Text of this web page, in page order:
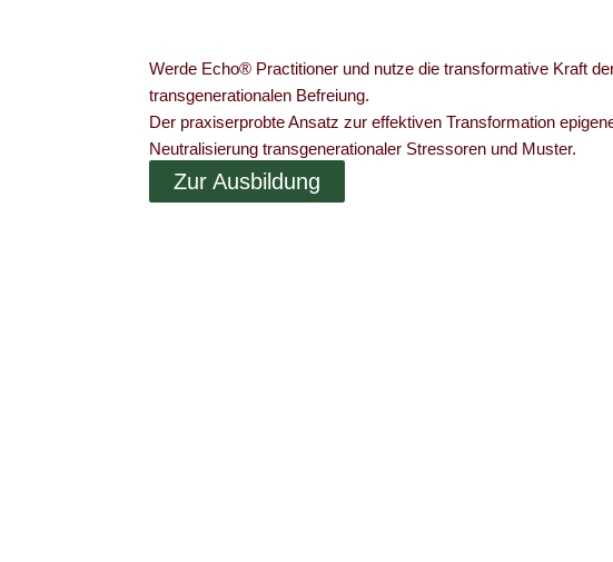
Werde Echo® Practitioner und nutze die transformative Kraft
transgenerationalen Befreiung.
Der praxiserprobte Ansatz zur effektiven Transformation
Neutralisierung transgenerationaler Stressoren und Muster.
Zur Ausbildung